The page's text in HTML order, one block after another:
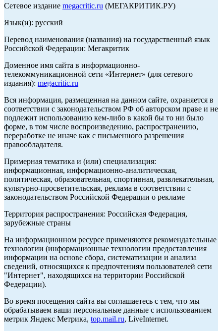
Сетевое издание megacritic.ru (МЕГАКРИТИК.РУ)
Язык(и): русский
Перевод наименования (названия) на государственный язык
Российской Федерации: Мегакритик
Доменное имя сайта в информационно-
телекоммуникационной сети «Интернет» (для сетевого
издания): megacritic.ru
Вся информация, размещенная на данном сайте, охраняется в
соответствии с законодательством РФ об авторском праве и не
подлежит использованию кем-либо в какой бы то ни было
форме, в том числе воспроизведению, распространению,
переработке не иначе как с письменного разрешения
правообладателя.
Примерная тематика и (или) специализация:
информационная, информационно-аналитическая,
политическая, образовательная, спортивная, развлекательная,
культурно-просветительская, реклама в соответствии с
законодательством Российской Федерации о рекламе
Территория распространения: Российская Федерация,
зарубежные страны
На информационном ресурсе применяются рекомендательные
технологии (информационные технологии предоставления
информации на основе сбора, систематизации и анализа
сведений, относящихся к предпочтениям пользователей сети
"Интернет", находящихся на территории Российской
Федерации).
Во время посещения сайта вы соглашаетесь с тем, что мы
обрабатываем ваши персональные данные с использованием
метрик Яндекс Метрика, top.mail.ru, LiveInternet.